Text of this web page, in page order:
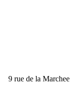
9 rue de la Marchee